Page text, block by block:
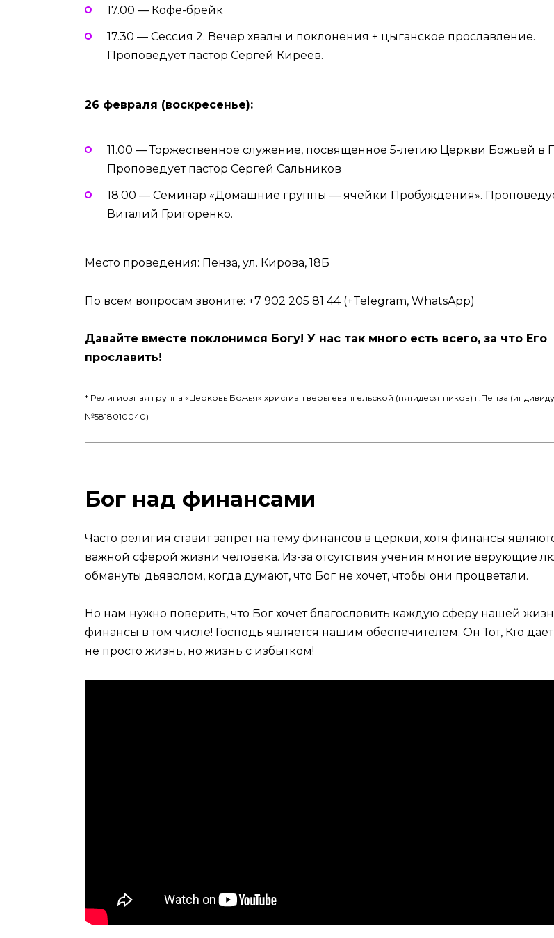
17.00 — Кофе-брейк
17.30 — Сессия 2. Вечер хвалы и поклонения + цыганское прославление.
Проповедует пастор Сергей Киреев.
26 февраля (воскресенье):
11.00 — Торжественное служение, посвященное 5-летию Церкви Божьей в
Проповедует пастор Сергей Сальников
18.00 — Семинар «Домашние группы — ячейки Пробуждения».
Виталий Григоренко.
Место проведения: Пенза, ул. Кирова, 18Б
По всем вопросам звоните: +7 902 205 81 44 (+Telegram, WhatsApp)
Давайте вместе поклонимся Богу! У нас так много есть всего, за что Его
прославить!
* Религиозная группа «Церковь Божья» христиан веры евангельской (пятидесятников) г.Пенза
№5818010040)
Бог над финансами
Часто религия ставит запрет на тему финансов в церкви, хотя финансы
важной сферой жизни человека. Из-за отсутствия учения многие верующие
обмануты дьяволом, когда думают, что Бог не хочет, чтобы они процветали.
Но нам нужно поверить, что Бог хочет благословить каждую сферу нашей
финансы в том числе! Господь является нашим обеспечителем. Он Тот, Кто
не просто жизнь, но жизнь с избытком!